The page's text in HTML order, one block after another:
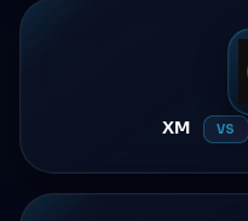
XM VS